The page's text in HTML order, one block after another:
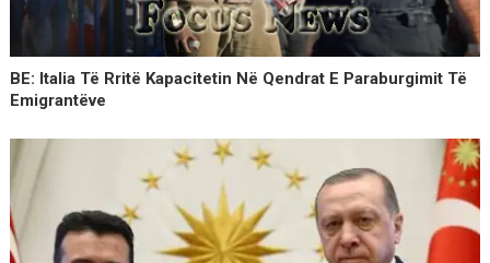
BE: Italia Të Rritë Kapacitetin Në Qendrat E Paraburgimit Të
Emigrantëve